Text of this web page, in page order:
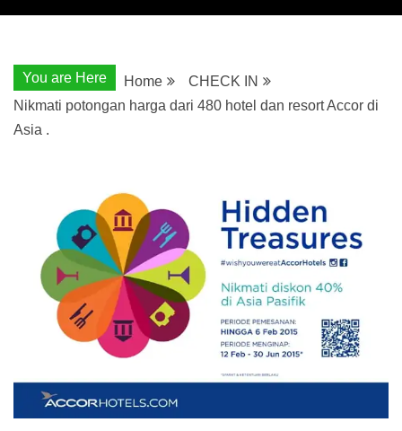
You are Here Home
CHECK IN
Nikmati potongan harga dari 480 hotel dan resort Accor di
Asia .